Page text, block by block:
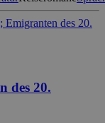
des 20.